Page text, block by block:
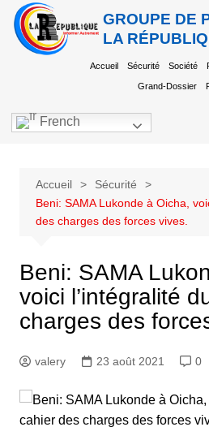
GROUPE DE
LA
Accueil Sécurité Société
Grand-Dossier
French
Accueil
Sécurité
Beni: SAMA Lukonde à Oicha,
des charges des forces vives.
Beni: SAMA
voici l’intégralité
charges des
valery 23 août 2021 0